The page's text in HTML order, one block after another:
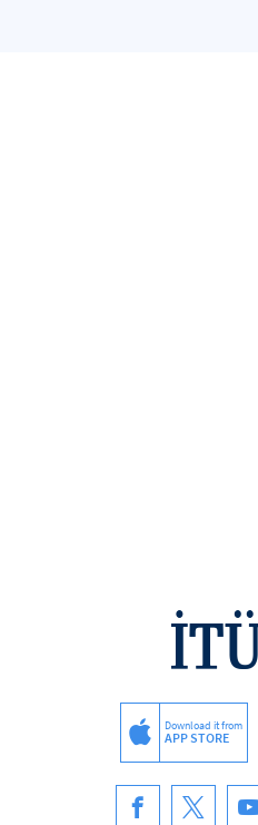
Download it from
APP STORE